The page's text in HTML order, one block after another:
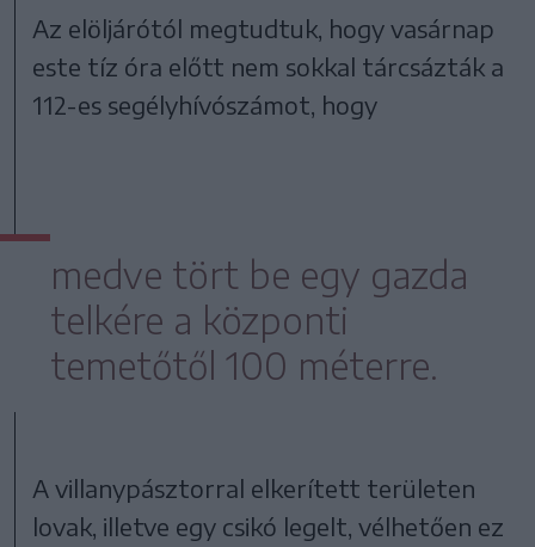
Az elöljárótól megtudtuk, hogy vasárnap
este tíz óra előtt nem sokkal tárcsázták a
112-es segélyhívószámot, hogy
medve tört be egy gazda
telkére a központi
temetőtől 100 méterre.
A villanypásztorral elkerített területen
lovak, illetve egy csikó legelt, vélhetően ez